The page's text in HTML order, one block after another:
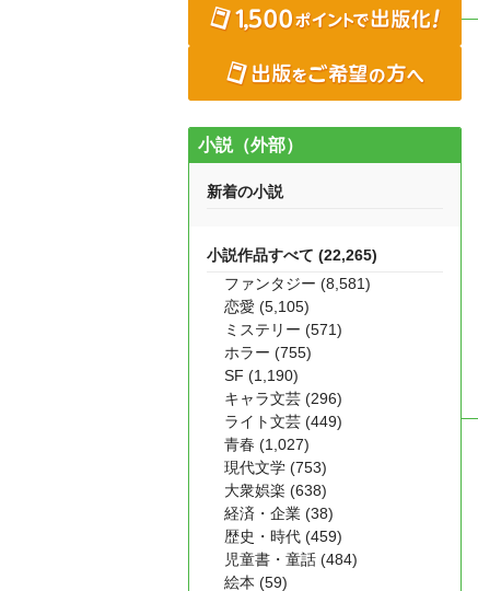
小説（外部）
新着の小説
小説作品すべて (22,265)
ファンタジー (8,581)
恋愛 (5,105)
ミステリー (571)
ホラー (755)
SF (1,190)
キャラ文芸 (296)
ライト文芸 (449)
青春 (1,027)
現代文学 (753)
大衆娯楽 (638)
経済・企業 (38)
歴史・時代 (459)
児童書・童話 (484)
絵本 (59)